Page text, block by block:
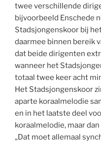
twee verschillende
bijvoorbeeld Enschede
Stadsjongenskoor bij
daarmee binnen bereik
dat beide dirigenten
wanneer het
totaal twee keer acht
Het Stadsjongenskoor
aparte koraalmelodie
en in het laatste deel
koraalmelodie, maar
„Dat moet allemaal